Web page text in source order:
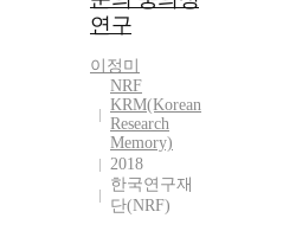
연구
이정미
NRF
KRM(Korean
Research
Memory)
2018
한국연구재
단(NRF)